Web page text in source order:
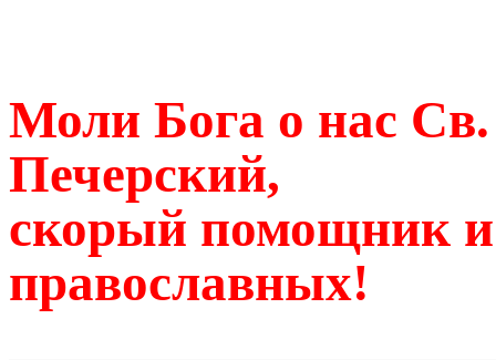
Моли Бога о нас
Печерский,
скорый помощник и
православных!